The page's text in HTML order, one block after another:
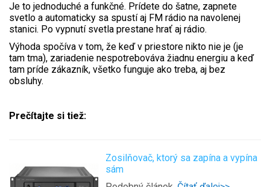
Je to jednoduché a funkčné. Prídete do šatne, zapnete
svetlo a automaticky sa spustí aj FM rádio na navolenej
stanici. Po vypnutí svetla prestane hrať aj rádio.
Výhoda spočíva v tom, že keď v priestore nikto nie je (je
tam tma), zariadenie nespotrebováva žiadnu energiu a keď
tam príde zákazník, všetko funguje ako treba, aj bez
obsluhy.
Prečítajte si tiež:
Zosilňovač, ktorý sa zapína a vypína
sám